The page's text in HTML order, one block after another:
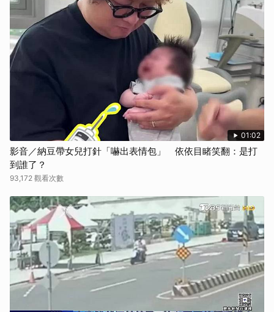
01:02
影音／納豆帶女兒打針「嚇出表情包」 依依目睹笑翻：是打
到誰了？
93,172 觀看次數